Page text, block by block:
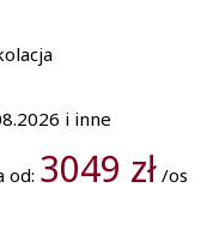
i inne
od: 3049 zł/os